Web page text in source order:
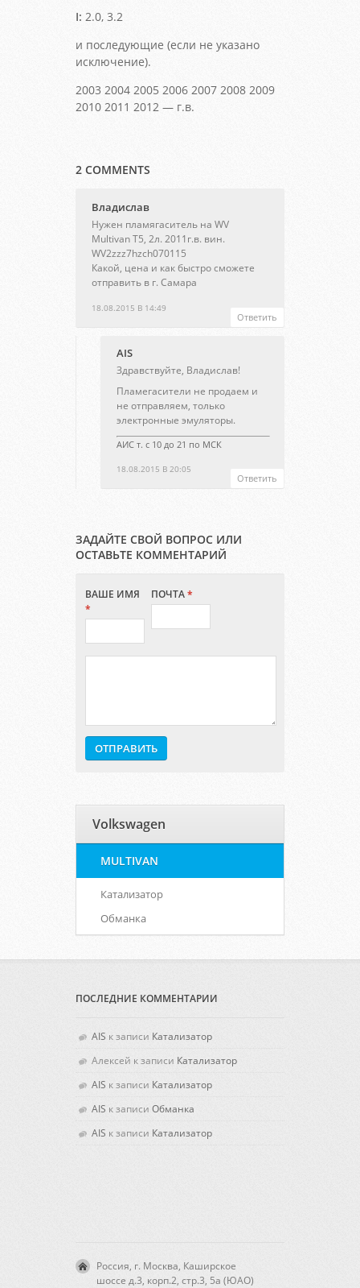
I: 2.0, 3.2
и последующие (если не указано
исключение).
2003 2004 2005 2006 2007 2008 2009
2010 2011 2012 — г.в.
2 COMMENTS
Владислав
18.08.2015 В 14:49
Нужен пламягаситель на WV
Multivan T5, 2л. 2011г.в. вин.
WV2zzz7hzch070115
Какой, цена и как быстро сможете
отправить в г. Самара
Ответить
AIS
18.08.2015 В 20:05
Здравствуйте, Владислав!
Пламегасители не продаем и
не отправляем, только
электронные эмуляторы.
АИС т. с 10 до 21 по МСК
Ответить
ЗАДАЙТЕ СВОЙ ВОПРОС ИЛИ
ОСТАВЬТЕ КОММЕНТАРИЙ
ВАШЕ ИМЯ
*
ПОЧТА*
Volkswagen
MULTIVAN
Катализатор
Обманка
ПОСЛЕДНИЕ КОММЕНТАРИИ
AIS к записи Катализатор
Алексей к записи Катализатор
AIS к записи Катализатор
AIS к записи Обманка
AIS к записи Катализатор
Россия, г. Москва, Каширское
шоссе д.3, корп.2, стр.3, 5а (ЮАО)